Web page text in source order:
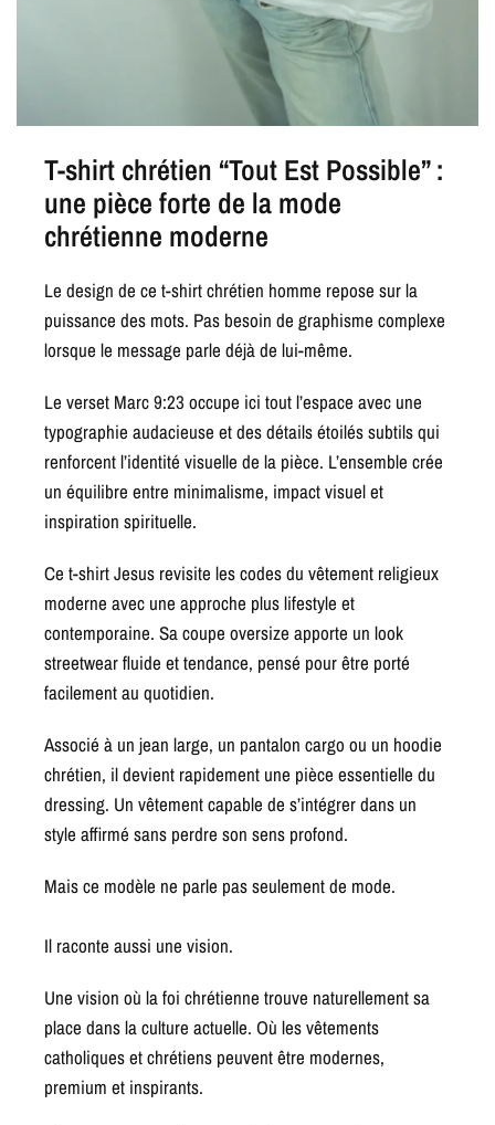
T-shirt chrétien “Tout Est Possible” :
une pièce forte de la mode
chrétienne moderne
Le design de ce t-shirt chrétien homme repose sur la
puissance des mots. Pas besoin de graphisme complexe
lorsque le message parle déjà de lui-même.
Le verset Marc 9:23 occupe ici tout l’espace avec une
typographie audacieuse et des détails étoilés subtils qui
renforcent l’identité visuelle de la pièce. L’ensemble crée
un équilibre entre minimalisme, impact visuel et
inspiration spirituelle.
Ce t-shirt Jesus revisite les codes du vêtement religieux
moderne avec une approche plus lifestyle et
contemporaine. Sa coupe oversize apporte un look
streetwear fluide et tendance, pensé pour être porté
facilement au quotidien.
Associé à un jean large, un pantalon cargo ou un hoodie
chrétien, il devient rapidement une pièce essentielle du
dressing. Un vêtement capable de s’intégrer dans un
style affirmé sans perdre son sens profond.
Mais ce modèle ne parle pas seulement de mode.
Il raconte aussi une vision.
Une vision où la foi chrétienne trouve naturellement sa
place dans la culture actuelle. Où les vêtements
catholiques et chrétiens peuvent être modernes,
premium et inspirants.